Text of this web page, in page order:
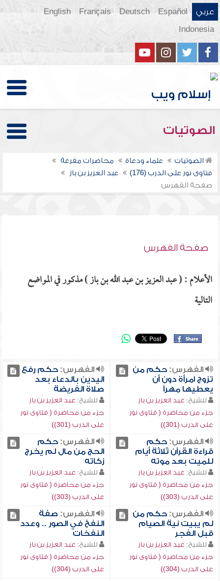
عربي Español
Deutsch
Français
English
Indonesia
الصوتيات
الصوتيات علماء ودعاة
محاضرات مفرغة
فتاوى نور على الدرب (176)
عبد العزيز بن باز
صفحة الفهرس
صفحة الفهرس
الأعلام : ( عبد العزيز بن عبد الله بن باز ) مذكور في المواضع
التالية
الفهرس:حكم من
تزوج امرأة دون أن
يعطيها مهراً
للشيخ: عبد العزيز بن باز
جزء من محاضرة ( فتاوى نور
على الدرب (301))
الفهرس:حكم رفع
اليدين بالدعاء بعد
صلاة الفريضة
للشيخ: عبد العزيز بن باز
جزء من محاضرة ( فتاوى نور
على الدرب (301))
الفهرس:حكم
قراءة القرآن ثلاثة أيام
للميت بعد موته
للشيخ: عبد العزيز بن باز
جزء من محاضرة ( فتاوى نور
على الدرب (303))
الفهرس:حكم
الحج من مال لم يخرج
زكاته
للشيخ: عبد العزيز بن باز
جزء من محاضرة ( فتاوى نور
على الدرب (303))
الفهرس:حكم من
لم يبيت نية الصيام
قبل الفجر
للشيخ: عبد العزيز بن باز
جزء من محاضرة ( فتاوى نور
على الدرب (304))
الفهرس: صفة
النفخ في الصور .. وعدد
النفخات
للشيخ: عبد العزيز بن باز
جزء من محاضرة ( فتاوى نور
على الدرب (304))